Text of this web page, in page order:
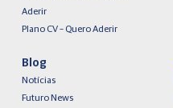
Aderir
Plano CV – Quero Aderir
Blog
Notícias
Futuro News